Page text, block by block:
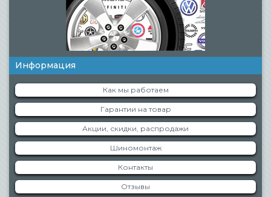
Информация
Как мы работаем
Гарантии на товар
Акции, скидки, распродажи
Шиномонтаж
Контакты
Отзывы